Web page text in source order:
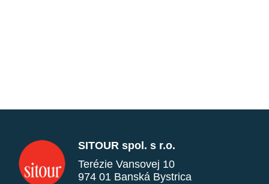
SITOUR spol. s r.o.
Terézie Vansovej 10
974 01 Banská Bystrica